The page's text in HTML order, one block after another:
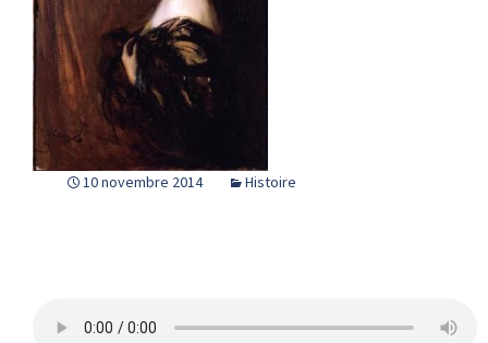
10 novembre 2014 Histoire